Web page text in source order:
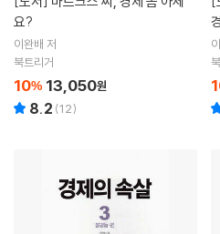
요?
이완배 저
북트리거
10% 13,050원
8.2 (12)